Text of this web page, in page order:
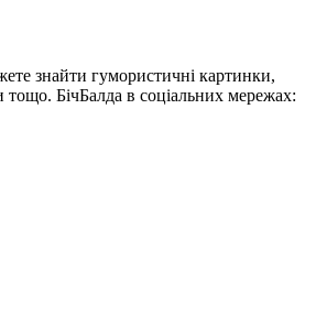
знайти гумористичні картинки,
БічБалда в соціальних мережах: